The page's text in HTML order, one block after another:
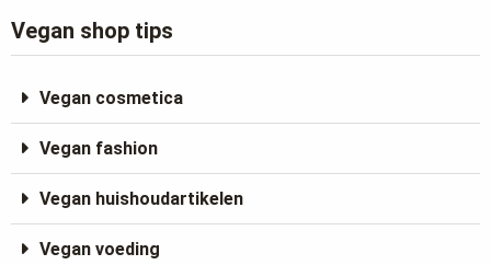
Vegan shop tips
Vegan cosmetica
Vegan fashion
Vegan huishoudartikelen
Vegan voeding